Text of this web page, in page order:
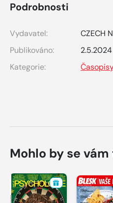
Podrobnosti
Vydavatel:
CZECH
Publikováno:
2.5.2024
Kategorie:
Mohlo by se